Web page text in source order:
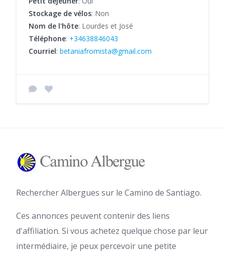
Stockage de vélos: Non
Nom de l'hôte: Lourdes et José
Téléphone: +34638846043
Courriel: betaniafromista@gmail.com
Rechercher Albergues sur le Camino de Santiago.
Ces annonces peuvent contenir des liens
d'affiliation. Si vous achetez quelque chose par leur
intermédiaire, je peux percevoir une petite